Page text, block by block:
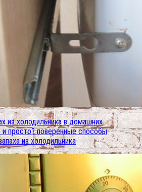
из холодильника в домашних
и просто? поверенные способы
из холодильника